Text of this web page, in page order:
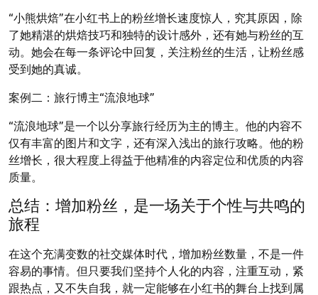
“小熊烘焙”在小红书上的粉丝增长速度惊人，究其原因，除
了她精湛的烘焙技巧和独特的设计感外，还有她与粉丝的互
动。她会在每一条评论中回复，关注粉丝的生活，让粉丝感
受到她的真诚。
案例二：旅行博主“流浪地球”
“流浪地球”是一个以分享旅行经历为主的博主。他的内容不
仅有丰富的图片和文字，还有深入浅出的旅行攻略。他的粉
丝增长，很大程度上得益于他精准的内容定位和优质的内容
质量。
总结：增加粉丝，是一场关于个性与共鸣的
旅程
在这个充满变数的社交媒体时代，增加粉丝数量，不是一件
容易的事情。但只要我们坚持个人化的内容，注重互动，紧
跟热点，又不失自我，就一定能够在小红书的舞台上找到属